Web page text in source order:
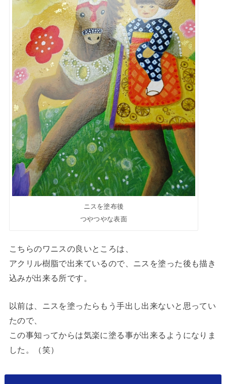
ニスを塗布後
つやつやな表面
こちらのワニスの良いところは、
アクリル樹脂で出来ているので、ニスを塗った後も描き
込みが出来る所です。
以前は、ニスを塗ったらもう手出し出来ないと思ってい
たので、
この事知ってからは気楽に塗る事が出来るようになりま
した。（笑）